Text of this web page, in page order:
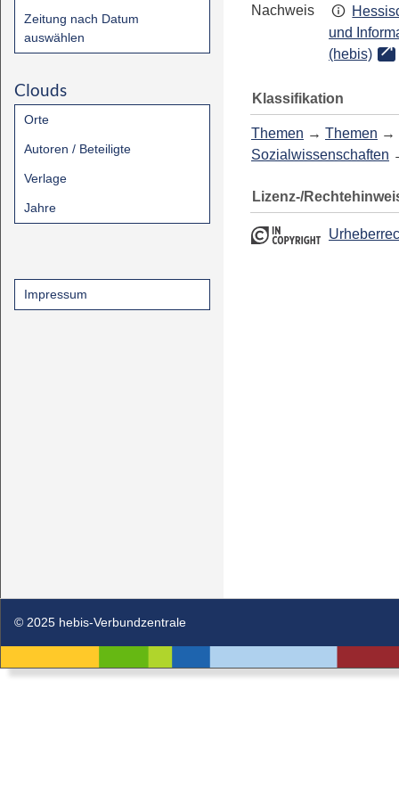
Zeitung nach Datum
auswählen
Clouds
Orte
Autoren / Beteiligte
Verlage
Jahre
Impressum
Nachweis
und
(hebis)
Klassifikation
Themen → Themen →
Sozialwissenschaften
Lizenz-/
© 2025 hebis-Verbundzentrale